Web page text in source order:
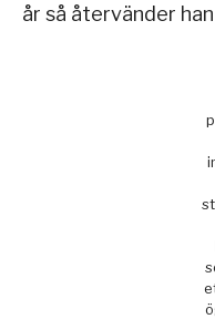
år så återvänder